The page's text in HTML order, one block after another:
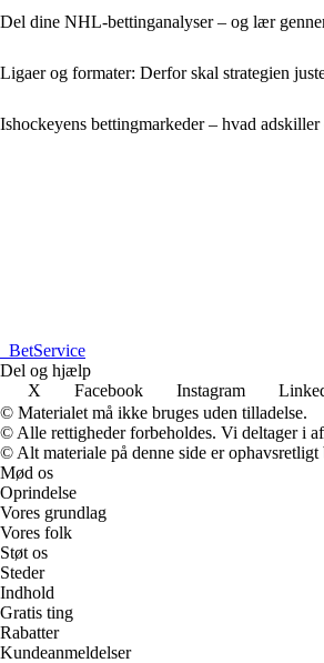
Del dine NHL-bettinganalyser – og lær
Ligaer og formater: Derfor skal strategien
Ishockeyens bettingmarkeder – hvad adskiller
BetService
Del og hjælp
X
Facebook Instagram
© Materialet må ikke bruges uden tilladelse.
© Alle rettigheder forbeholdes. Vi deltager i
© Alt materiale på denne side er
Mød os
Oprindelse
Vores grundlag
Vores folk
Støt os
Steder
Indhold
Gratis ting
Rabatter
Kundeanmeldelser